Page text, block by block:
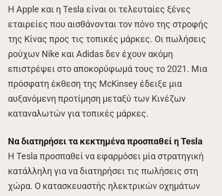
Η Apple και η Tesla είναι οι τελευταίες ξένες
εταιρείες που αισθάνονται τον πόνο της στροφής
της Κίνας προς τις τοπικές μάρκες. Οι πωλήσεις
ρούχων Nike και Adidas δεν έχουν ακόμη
επιστρέψει στο αποκορύφωμά τους το 2021. Μια
πρόσφατη έκθεση της McKinsey έδειξε μια
αυξανόμενη προτίμηση μεταξύ των Κινέζων
καταναλωτών για τοπικές μάρκες.
Nα διατηρήσει τα κεκτημένα προσπαθεί η Tesla
Η Tesla προσπαθεί να εφαρμόσει μία στρατηγική
κατάλληλη για να διατηρήσει τις πωλήσεις στη
χώρα. Ο κατασκευαστής ηλεκτρικών οχημάτων